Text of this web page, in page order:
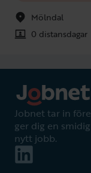
Mölndal
0 distansdagar
Jobnet tar in
ger dig en
nytt jobb.